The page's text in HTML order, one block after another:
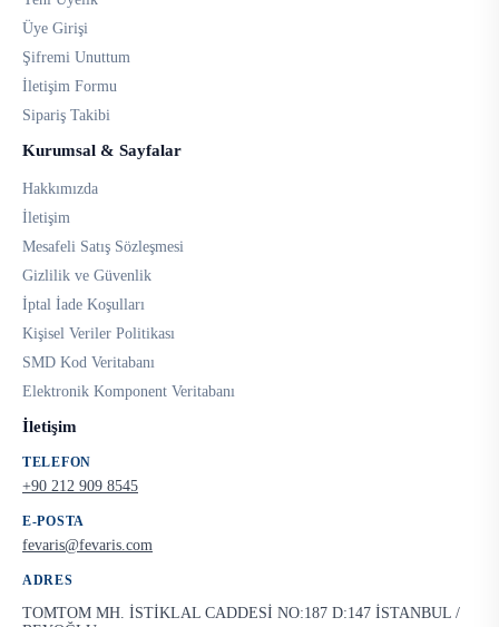
Üye Girişi
Şifremi Unuttum
İletişim Formu
Sipariş Takibi
Kurumsal & Sayfalar
Hakkımızda
İletişim
Mesafeli Satış Sözleşmesi
Gizlilik ve Güvenlik
İptal İade Koşulları
Kişisel Veriler Politikası
SMD Kod Veritabanı
Elektronik Komponent Veritabanı
İletişim
TELEFON
+90 212 909 8545
E-POSTA
fevaris@fevaris.com
ADRES
TOMTOM MH. İSTİKLAL CADDESİ NO:187 D:147 İSTANBUL /